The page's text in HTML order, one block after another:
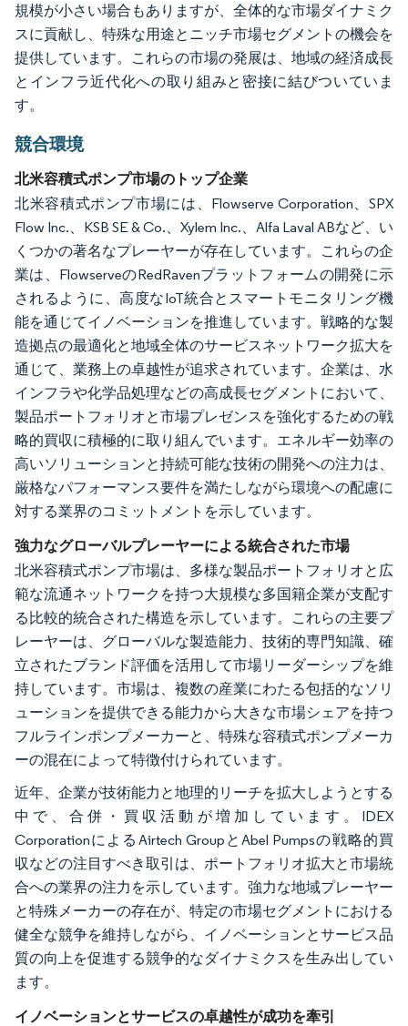
規模が小さい場合もありますが、全体的な市場ダイナミク
スに貢献し、特殊な用途とニッチ市場セグメントの機会を
提供しています。これらの市場の発展は、地域の経済成長
とインフラ近代化への取り組みと密接に結びついていま
す。
競合環境
北米容積式ポンプ市場のトップ企業
北米容積式ポンプ市場には、Flowserve Corporation、SPX
Flow Inc.、KSB SE & Co.、Xylem Inc.、Alfa Laval ABなど、い
くつかの著名なプレーヤーが存在しています。これらの企
業は、FlowserveのRedRavenプラットフォームの開発に示
されるように、高度なIoT統合とスマートモニタリング機
能を通じてイノベーションを推進しています。戦略的な製
造拠点の最適化と地域全体のサービスネットワーク拡大を
通じて、業務上の卓越性が追求されています。企業は、水
インフラや化学品処理などの高成長セグメントにおいて、
製品ポートフォリオと市場プレゼンスを強化するための戦
略的買収に積極的に取り組んでいます。エネルギー効率の
高いソリューションと持続可能な技術の開発への注力は、
厳格なパフォーマンス要件を満たしながら環境への配慮に
対する業界のコミットメントを示しています。
強力なグローバルプレーヤーによる統合された市場
北米容積式ポンプ市場は、多様な製品ポートフォリオと広
範な流通ネットワークを持つ大規模な多国籍企業が支配す
る比較的統合された構造を示しています。これらの主要プ
レーヤーは、グローバルな製造能力、技術的専門知識、確
立されたブランド評価を活用して市場リーダーシップを維
持しています。市場は、複数の産業にわたる包括的なソリ
ューションを提供できる能力から大きな市場シェアを持つ
フルラインポンプメーカーと、特殊な容積式ポンプメーカ
ーの混在によって特徴付けられています。
近年、企業が技術能力と地理的リーチを拡大しようとする
中で、合併・買収活動が増加しています。IDEX
CorporationによるAirtech GroupとAbel Pumpsの戦略的買
収などの注目すべき取引は、ポートフォリオ拡大と市場統
合への業界の注力を示しています。強力な地域プレーヤー
と特殊メーカーの存在が、特定の市場セグメントにおける
健全な競争を維持しながら、イノベーションとサービス品
質の向上を促進する競争的なダイナミクスを生み出してい
ます。
イノベーションとサービスの卓越性が成功を牽引